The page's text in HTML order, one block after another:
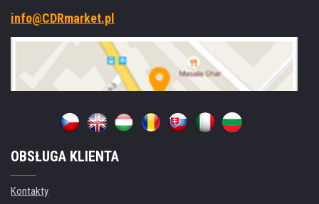
info@CDRmarket.pl
OBSŁUGA KLIENTA
Kontakty